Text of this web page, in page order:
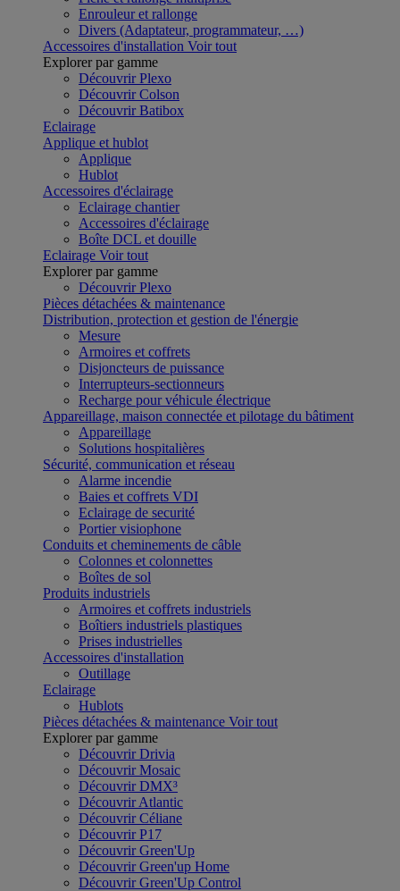
Enrouleur et rallonge
Divers (Adaptateur, programmateur, …)
Accessoires d'installation Voir tout
Explorer par gamme
Découvrir Plexo
Découvrir Colson
Découvrir Batibox
Eclairage
Applique et hublot
Applique
Hublot
Accessoires d'éclairage
Eclairage chantier
Accessoires d'éclairage
Boîte DCL et douille
Eclairage Voir tout
Explorer par gamme
Découvrir Plexo
Pièces détachées & maintenance
Distribution, protection et gestion de l'énergie
Mesure
Armoires et coffrets
Disjoncteurs de puissance
Interrupteurs-sectionneurs
Recharge pour véhicule électrique
Appareillage, maison connectée et pilotage du bâtiment
Appareillage
Solutions hospitalières
Sécurité, communication et réseau
Alarme incendie
Baies et coffrets VDI
Eclairage de securité
Portier visiophone
Conduits et cheminements de câble
Colonnes et colonnettes
Boîtes de sol
Produits industriels
Armoires et coffrets industriels
Boîtiers industriels plastiques
Prises industrielles
Accessoires d'installation
Outillage
Eclairage
Hublots
Pièces détachées & maintenance Voir tout
Explorer par gamme
Découvrir Drivia
Découvrir Mosaic
Découvrir DMX³
Découvrir Atlantic
Découvrir Céliane
Découvrir P17
Découvrir Green'Up
Découvrir Green'up Home
Découvrir Green'Up Control